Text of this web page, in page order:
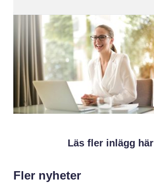
Läs fler inlägg här
Fler nyheter